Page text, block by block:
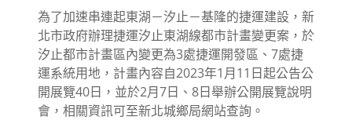
為了加速串連起東湖－汐止－基隆的捷運建設，新
北市政府辦理捷運汐止東湖線都市計畫變更案，於
汐止都市計畫區內變更為3處捷運開發區、7處捷
運系統用地，計畫內容自2023年1月11日起公告公
開展覽40日，並於2月7日、8日舉辦公開展覽說明
會，相關資訊可至新北城鄉局網站查詢。